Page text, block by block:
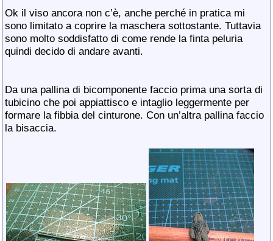
Ok il viso ancora non c’è, anche perché in pratica mi
sono limitato a coprire la maschera sottostante. Tuttavia
sono molto soddisfatto di come rende la finta peluria
quindi decido di andare avanti.
Da una pallina di bicomponente faccio prima una sorta di
tubicino che poi appiattisco e intaglio leggermente per
formare la fibbia del cinturone. Con un’altra pallina faccio
la bisaccia.